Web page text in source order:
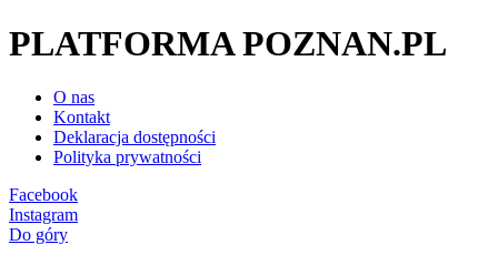
PLATFORMA POZNAN.PL
O nas
Kontakt
Deklaracja dostępności
Polityka prywatności
Facebook
Instagram
Do góry